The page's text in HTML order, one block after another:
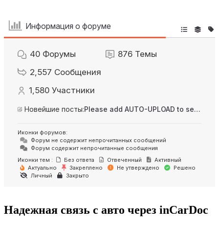
Информация о форуме
40 Форумы 876 Темы
2,557 Сообщения
1,580 Участники
Новейшие посты: Please add AUTO-UPLOAD to server option + 2FA/MFA
Иконки форумов:
Форум не содержит непрочитанных сообщений
Форум содержит непрочитанные сообщения
Иконки тем :
Без ответа Отвеченный
Активный
Актуально
Закреплено Не утверждено
Решено
Личный
Закрыто
Надежная связь с авто через inCarDoc